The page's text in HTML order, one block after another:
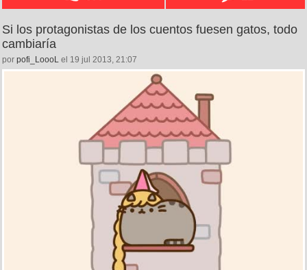
Si los protagonistas de los cuentos fuesen gatos, todo
cambiaría
por pofi_LoooL el 19 jul 2013, 21:07